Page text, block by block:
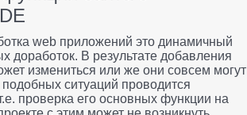
web приложений это динамичный
доработок. В результате добавления
измениться или же они совсем могут
ситуаций проводится
проверка его основных функции на